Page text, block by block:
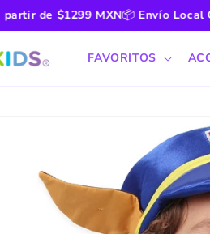
de $1299 MXN📦Envío Local
FAVORITOS